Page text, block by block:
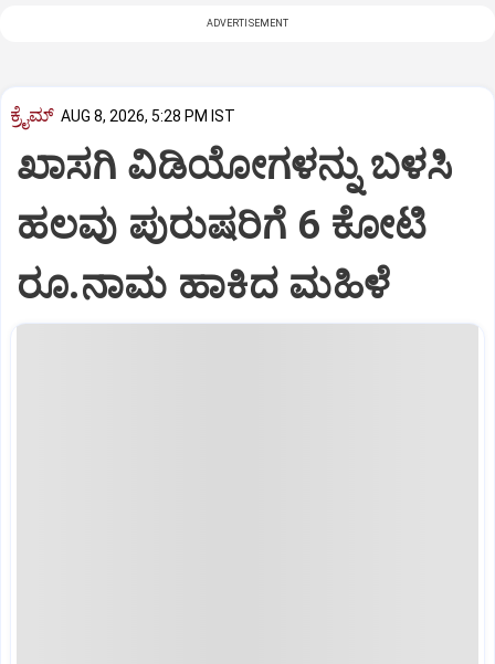
ADVERTISEMENT
ಕ್ರೈಮ್ AUG 8, 2026, 5:28 PM IST
ಖಾಸಗಿ ವಿಡಿಯೋಗಳನ್ನು ಬಳಸಿ
ಹಲವು ಪುರುಷರಿಗೆ 6 ಕೋಟಿ
ರೂ.ನಾಮ ಹಾಕಿದ ಮಹಿಳೆ